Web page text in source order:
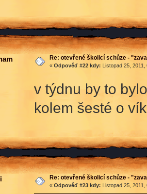
Re: otevřené školicí schůze -
« Odpověď #22 kdy: Listopad 25,
v týdnu by to
kolem šesté o
Re: otevřené školicí schůze -
« Odpověď #23 kdy: Listopad 25,